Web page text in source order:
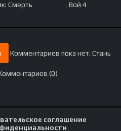
Смерть Вой 4
Комментариев пока нет. Стань
(0)
соглашение